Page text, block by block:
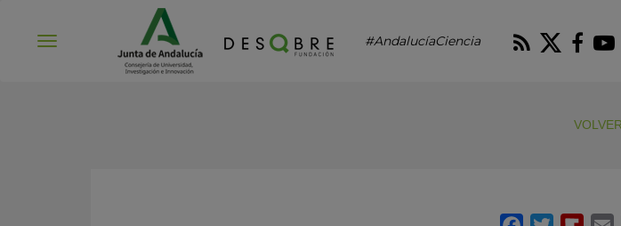
#AndalucíaCiencia RSS
VOLVER